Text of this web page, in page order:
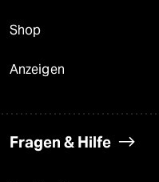
Shop
Anzeigen
Fragen & Hilfe